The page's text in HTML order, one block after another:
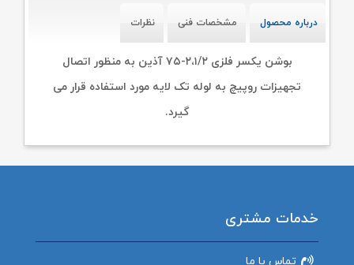
درباره محصول مشخصات فنی نظرات
بوشن یکسر فلزی ۲،۱/۲-۷۵ آذین به منظور اتصال
تجهیزات روپیچ به لوله تک لایه مورد استفاده قرار می
گیرد.
خدمات مشتری
تماس با ما